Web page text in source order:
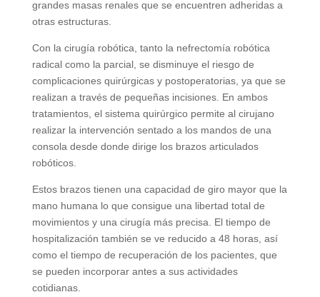
grandes masas renales que se encuentren adheridas a
otras estructuras.
Con la cirugía robótica, tanto la nefrectomía robótica
radical como la parcial, se disminuye el riesgo de
complicaciones quirúrgicas y postoperatorias, ya que se
realizan a través de pequeñas incisiones. En ambos
tratamientos, el sistema quirúrgico permite al cirujano
realizar la intervención sentado a los mandos de una
consola desde donde dirige los brazos articulados
robóticos.
Estos brazos tienen una capacidad de giro mayor que la
mano humana lo que consigue una libertad total de
movimientos y una cirugía más precisa. El tiempo de
hospitalización también se ve reducido a 48 horas, así
como el tiempo de recuperación de los pacientes, que
se pueden incorporar antes a sus actividades
cotidianas.